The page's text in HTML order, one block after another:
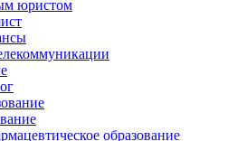
юристом
образование